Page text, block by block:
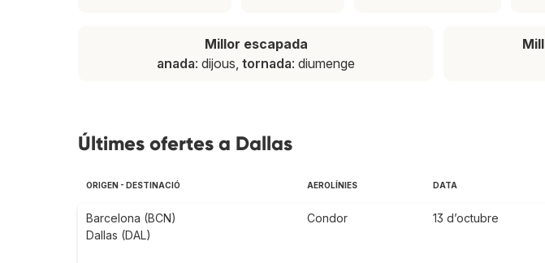
Millor escapada
anada: dijous, tornada: diumenge
Últimes ofertes a Dallas
ORIGEN - DESTINACIÓ AEROLÍNIES DATA
Barcelona (BCN)
Dallas (DAL)
Condor 13 d’octubre